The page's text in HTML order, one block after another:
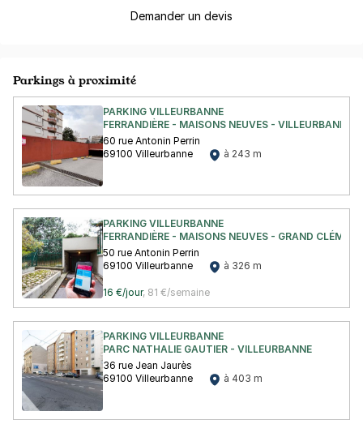
Demander un devis
Parkings à proximité
PARKING VILLEURBANNE
FERRANDIÈRE - MAISONS NEUVES - VILLEURBANNE
60 rue Antonin Perrin
69100 Villeurbanne
à 243 m
PARKING VILLEURBANNE
FERRANDIÈRE - MAISONS NEUVES - GRAND
50 rue Antonin Perrin
69100 Villeurbanne
à 326 m
16 €/jour, 81 €/semaine
PARKING VILLEURBANNE
PARC NATHALIE GAUTIER - VILLEURBANNE
36 rue Jean Jaurès
69100 Villeurbanne
à 403 m